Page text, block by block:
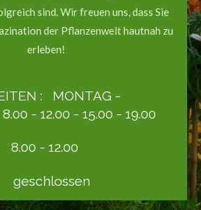
sind. Wir freuen uns, dass Sie
der Pflanzenwelt hautnah zu
erleben!
: MONTAG -
- 12.00 - 15.00 - 19.00
- 12.00